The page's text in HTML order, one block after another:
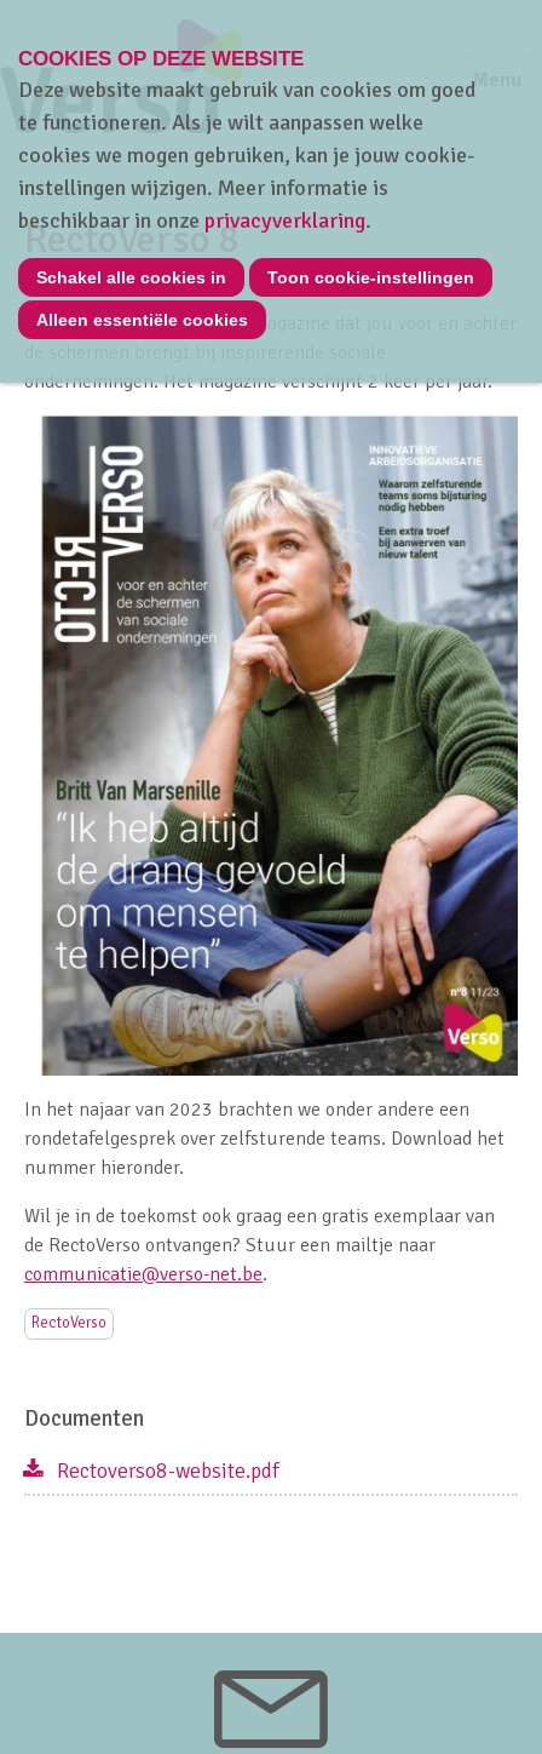
Jump
Menu
Home Over Verso Publicaties
RectoVerso 8
RectoVerso is ons inspiratiemagazine dat jou voor en achter
ondernemingen. Het magazine verschijnt 2 keer per jaar.
In het najaar van 2023 brachten we onder andere een
rondetafelgesprek over zelfsturende teams. Download het
nummer hieronder.
Wil je in de toekomst ook graag een gratis exemplaar van
de RectoVerso ontvangen? Stuur een mailtje naar
communicatie@verso-net.be.
RectoVerso
Documenten
Rectoverso8-website.pdf
COOKIES OP DEZE WEBSITE
Deze website maakt gebruik van cookies om goed
te functioneren. Als je wilt aanpassen welke
cookies we mogen gebruiken, kan je jouw cookie-
instellingen wijzigen. Meer informatie is
beschikbaar in onze privacyverklaring.
Schakel alle cookies in Toon cookie-instellingen
Alleen essentiële cookies